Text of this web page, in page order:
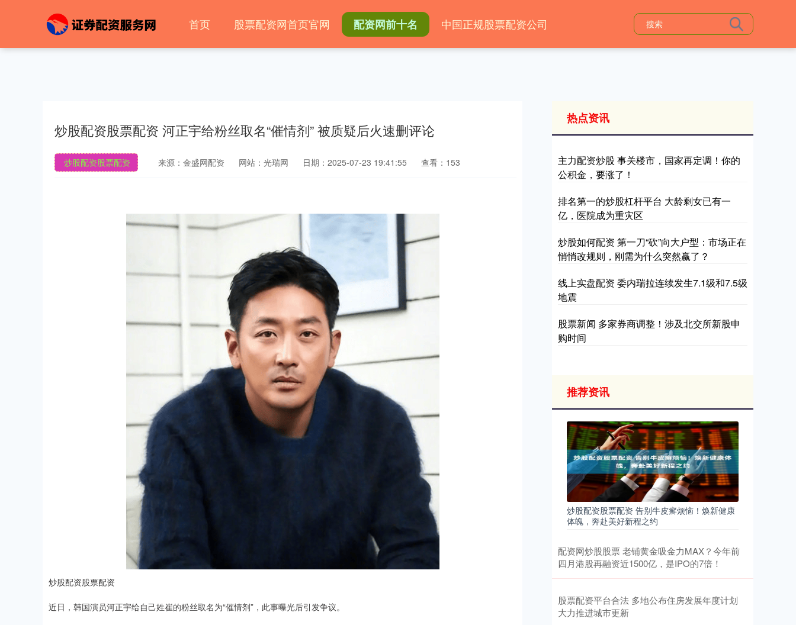
首页 股票配资网首页官网 配资网前十名 中国正规股票配资公司
炒股配资股票配资 河正宇给粉丝取名“催情剂” 被质疑后火速删评论
炒股配资股票配资 来源：金盛网配资 网站：光瑞网 日期：2025-07-23 19:41:55 查看：153
炒股配资股票配资
近日，韩国演员河正宇给自己姓崔的粉丝取名为“催情剂”，此事曝光后引发争议。
热点资讯
主力配资炒股 事关楼市，国家再定调！你的
公积金，要涨了！
排名第一的炒股杠杆平台 大龄剩女已有一
亿，医院成为重灾区
炒股如何配资 第一刀“砍”向大户型：市场正在
悄悄改规则，刚需为什么突然赢了？
线上实盘配资 委内瑞拉连续发生7.1级和7.5级
地震
股票新闻 多家券商调整！涉及北交所新股申
购时间
推荐资讯
炒股配资股票配资 告别牛皮癣烦恼！焕新健康
体魄，奔赴美好新程之约
配资网炒股股票 老铺黄金吸金力MAX？今年前
四月港股再融资近1500亿，是IPO的7倍！
股票配资平台合法 多地公布住房发展年度计划
大力推进城市更新